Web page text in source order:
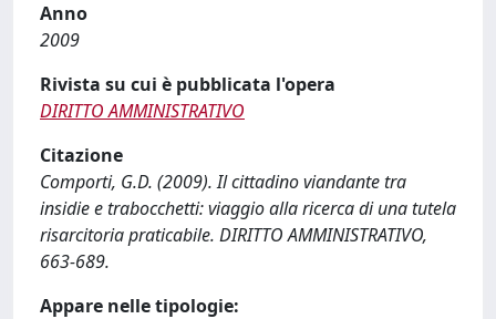
Anno
2009
Rivista su cui è pubblicata l'opera
DIRITTO AMMINISTRATIVO
Citazione
Comporti, G.D. (2009). Il cittadino viandante tra
insidie e trabocchetti: viaggio alla ricerca di una tutela
risarcitoria praticabile. DIRITTO AMMINISTRATIVO,
663-689.
Appare nelle tipologie: